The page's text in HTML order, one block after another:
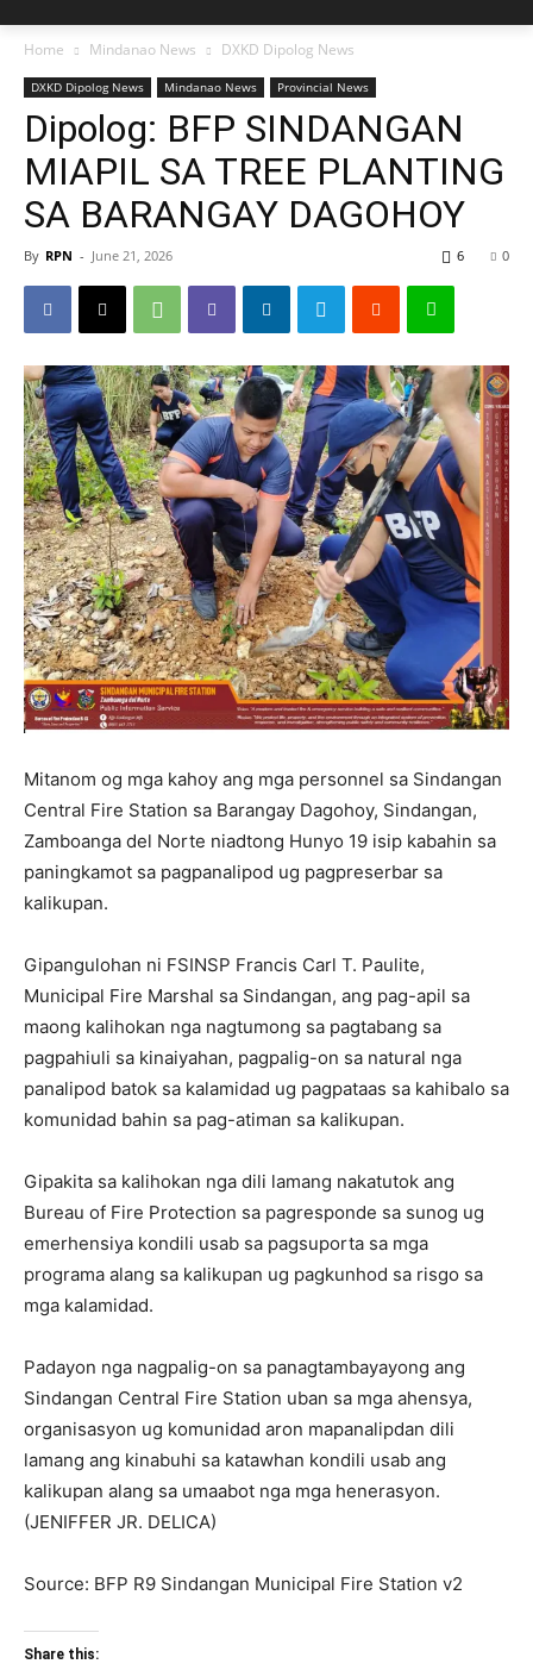
Home Mindanao News DXKD Dipolog News
DXKD Dipolog News Mindanao News Provincial News
Dipolog: BFP SINDANGAN
MIAPIL SA TREE PLANTING
SA BARANGAY DAGOHOY
By RPN - June 21, 2026 0
6
Mitanom og mga kahoy ang mga personnel sa Sindangan
Central Fire Station sa Barangay Dagohoy, Sindangan,
Zamboanga del Norte niadtong Hunyo 19 isip kabahin sa
paningkamot sa pagpanalipod ug pagpreserbar sa
kalikupan.
Gipangulohan ni FSINSP Francis Carl T. Paulite,
Municipal Fire Marshal sa Sindangan, ang pag-apil sa
maong kalihokan nga nagtumong sa pagtabang sa
pagpahiuli sa kinaiyahan, pagpalig-on sa natural nga
panalipod batok sa kalamidad ug pagpataas sa kahibalo sa
komunidad bahin sa pag-atiman sa kalikupan.
Gipakita sa kalihokan nga dili lamang nakatutok ang
Bureau of Fire Protection sa pagresponde sa sunog ug
emerhensiya kondili usab sa pagsuporta sa mga
programa alang sa kalikupan ug pagkunhod sa risgo sa
mga kalamidad.
Padayon nga nagpalig-on sa panagtambayayong ang
Sindangan Central Fire Station uban sa mga ahensya,
organisasyon ug komunidad aron mapanalipdan dili
lamang ang kinabuhi sa katawhan kondili usab ang
kalikupan alang sa umaabot nga mga henerasyon.
(JENIFFER JR. DELICA)
Source: BFP R9 Sindangan Municipal Fire Station v2
Share this: